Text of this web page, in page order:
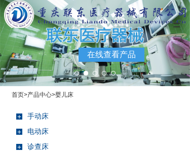
=
在线查看产品
首页>产品中心>婴儿床
+
手动床
+
电动床
+
诊查床